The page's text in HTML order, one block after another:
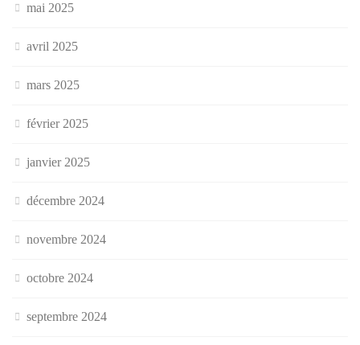
mai 2025
avril 2025
mars 2025
février 2025
janvier 2025
décembre 2024
novembre 2024
octobre 2024
septembre 2024